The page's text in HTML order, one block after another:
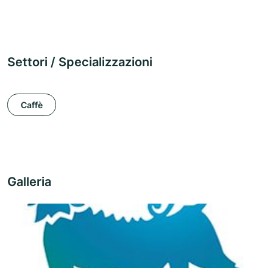
Settori / Specializzazioni
Caffè
Galleria